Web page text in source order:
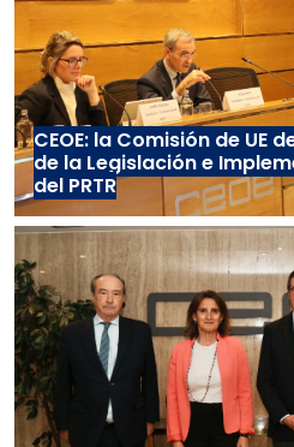
CEOE: la Comisión de UE
de la Legislación e
del PRTR